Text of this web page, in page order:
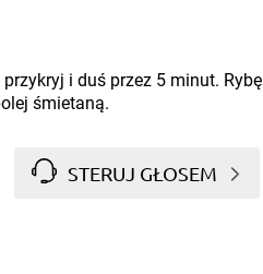
i duś przez 5 minut. Rybę
śmietaną.
STERUJ GŁOSEM